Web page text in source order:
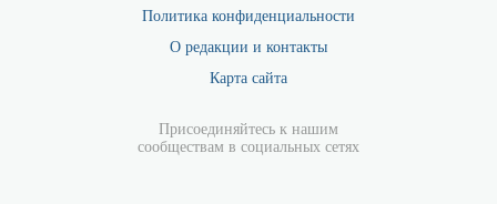
Политика конфиденциальности
О редакции и контакты
Карта сайта
Присоединяйтесь к нашим
сообществам в социальных сетях